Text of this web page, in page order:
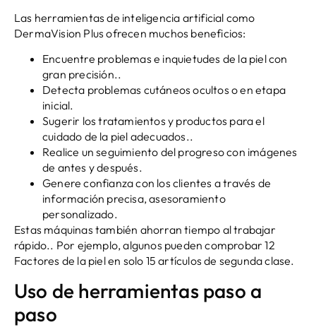
Las herramientas de inteligencia artificial como
DermaVision Plus ofrecen muchos beneficios:
Encuentre problemas e inquietudes de la piel con
gran precisión..
Detecta problemas cutáneos ocultos o en etapa
inicial.
Sugerir los tratamientos y productos para el
cuidado de la piel adecuados..
Realice un seguimiento del progreso con imágenes
de antes y después.
Genere confianza con los clientes a través de
información precisa, asesoramiento
personalizado.
Estas máquinas también ahorran tiempo al trabajar
rápido.. Por ejemplo, algunos pueden comprobar 12
Factores de la piel en solo 15 artículos de segunda clase.
Uso de herramientas paso a
paso